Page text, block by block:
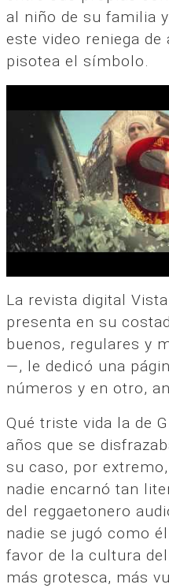
al niño de su familia
este video reniega de
pisotea el símbolo.
La revista digital
presenta en su
buenos, regulares y
—, le dedicó una
números y en otro,
Qué triste vida la de
años que se
su caso, por
nadie encarnó tan
del reggaetonero
nadie se jugó como
favor de la cultura
más grotesca, más